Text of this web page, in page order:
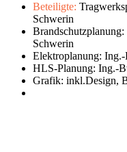
Beteiligte:
Schwerin
Schwerin
Elektroplanung:
HLS-Planung: Ing.-
Grafik: inkl.Design,